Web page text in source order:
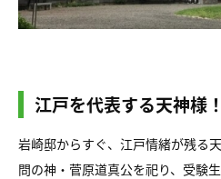
江戸を代表する天神様！
岩崎邸からすぐ、江戸情緒が残る
問の神・菅原道真公を祀り、受験